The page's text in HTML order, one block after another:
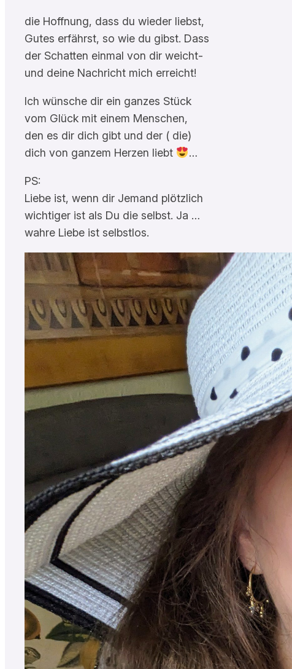
die Hoffnung, dass du wieder liebst,
Gutes erfährst, so wie du gibst. Dass
der Schatten einmal von dir weicht-
und deine Nachricht mich erreicht!
Ich wünsche dir ein ganzes Stück
vom Glück mit einem Menschen,
den es dir dich gibt und der ( die)
dich von ganzem Herzen liebt
…
PS:
Liebe ist, wenn dir Jemand plötzlich
wichtiger ist als Du die selbst. Ja …
wahre Liebe ist selbstlos.